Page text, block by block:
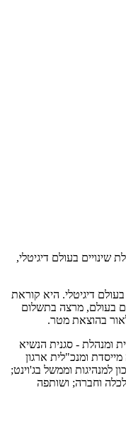
שינויים בעולם דיגיטלי,
דיגיטלי. היא קוראת
בעולם, מרצה בתשלום
בהוצאת מטר.
ומנהלת - סגנית הנשיא
ומנכ"לית ארגון
למנהיגות וממשל בג'וינט;
וחברה; ושותפה